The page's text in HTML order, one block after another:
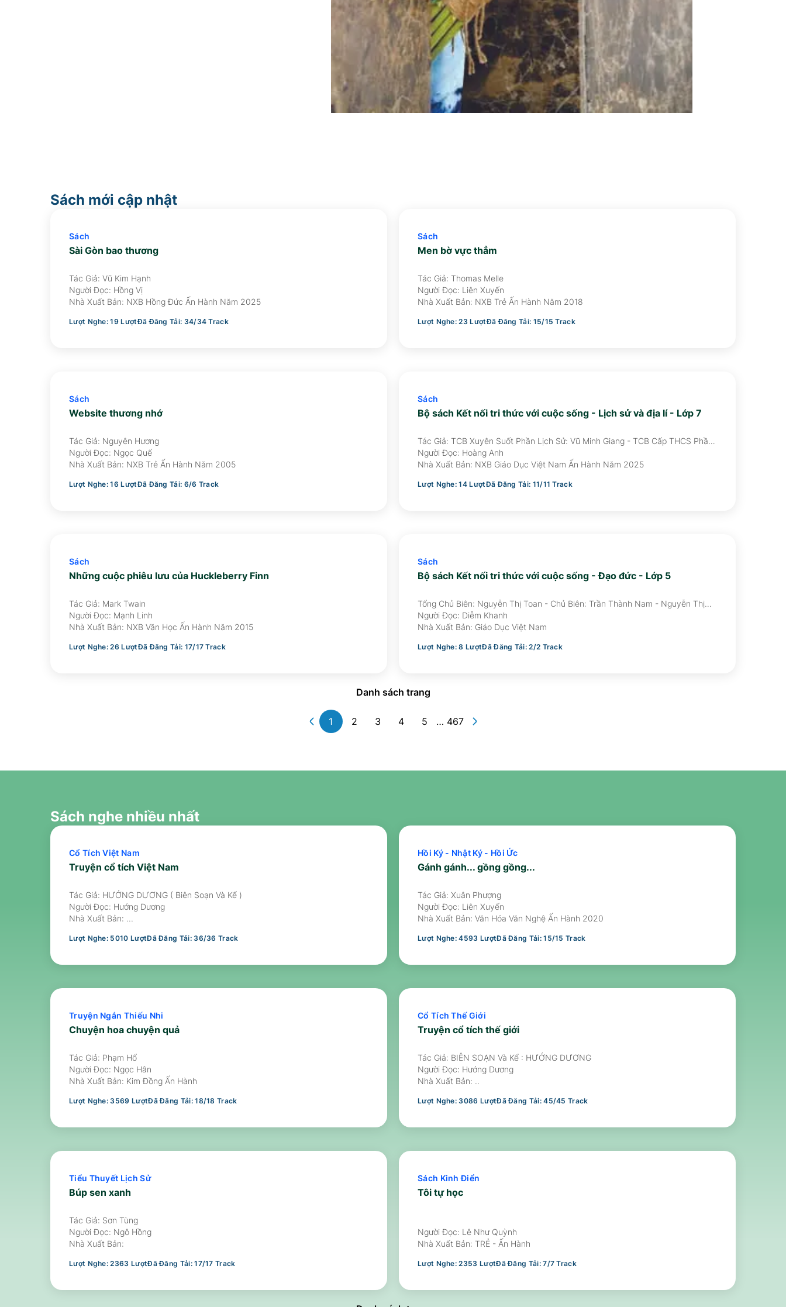
Sách mới cập nhật
Sách
Sài Gòn bao thương
Tác Giả: Vũ Kim Hạnh
Người Đọc: Hồng Vị
Nhà Xuất Bản: NXB Hồng Đức Ấn Hành Năm 2025
Lượt Nghe:19 LượtĐã Đăng Tải: 34/34 Track
Sách
Men bờ vực thẳm
Tác Giả: Thomas Melle
Người Đọc: Liên Xuyến
Nhà Xuất Bản: NXB Trẻ Ấn Hành Năm 2018
Lượt Nghe:23 LượtĐã Đăng Tải: 15/15 Track
Sách
Website thương nhớ
Tác Giả: Nguyên Hương
Người Đọc: Ngọc Quế
Nhà Xuất Bản: NXB Trẻ Ấn Hành Năm 2005
Lượt Nghe:16 LượtĐã Đăng Tải: 6/6 Track
Sách
Bộ sách Kết nối tri thức với cuộc sống - Lịch sử và địa lí - Lớp 7
Tác Giả: TCB Xuyên Suốt Phần Lịch Sử: Vũ Minh Giang - TCB Cấp THCS Phần
Lịch Sử: Nghiêm Đình Vỳ - ĐCB Phần Lịch Sử: Nguyễn Thị Côi, Vũ Văn Quân -
TCB Phần Địa Lí: Đào Ngọc Hùng - ĐCB Phần Địa Lí: Nguyễn Đình Giang,
Người Đọc: Hoàng Anh
Nhà Xuất Bản: NXB Giáo Dục Việt Nam Ấn Hành Năm 2025
Lượt Nghe:14 LượtĐã Đăng Tải: 11/11 Track
Sách
Những cuộc phiêu lưu của Huckleberry Finn
Tác Giả: Mark Twain
Người Đọc: Mạnh Linh
Nhà Xuất Bản: NXB Văn Học Ấn Hành Năm 2015
Lượt Nghe:26 LượtĐã Đăng Tải: 17/17 Track
Sách
Bộ sách Kết nối tri thức với cuộc sống - Đạo đức - Lớp 5
Tổng Chủ Biên: Nguyễn Thị Toan - Chủ Biên: Trần Thành Nam - Nguyễn Thị
Hoàng Anh, Nguyễn Ngọc Dung
Người Đọc: Diễm Khanh
Nhà Xuất Bản: Giáo Dục Việt Nam
Lượt Nghe:8 LượtĐã Đăng Tải:2/2 Track
Danh sách trang
1 2 3 4 5 … 467
Sách nghe nhiều nhất
Cổ Tích Việt Nam
Truyện cổ tích Việt Nam
Tác Giả: HƯỚNG DƯƠNG ( Biên Soạn Và Kể )
Người Đọc: Hướng Dương
Nhà Xuất Bản: ...
Lượt Nghe: 5010 LượtĐã Đăng Tải:36/36 Track
Hồi Ký - Nhật Ký - Hồi Ức
Gánh gánh... gồng gồng...
Tác Giả: Xuân Phượng
Người Đọc: Liên Xuyến
Nhà Xuất Bản: Văn Hóa Văn Nghệ Ấn Hành 2020
Lượt Nghe:4593 LượtĐã Đăng Tải:15/15 Track
Truyện Ngắn Thiếu Nhi
Chuyện hoa chuyện quả
Tác Giả: Phạm Hổ
Người Đọc: Ngọc Hân
Nhà Xuất Bản: Kim Đồng Ấn Hành
Lượt Nghe:3569 LượtĐã Đăng Tải:18/18 Track
Cổ Tích Thế Giới
Truyện cổ tích thế giới
Tác Giả: BIÊN SOẠN Và Kể : HƯỚNG DƯƠNG
Người Đọc: Hướng Dương
Nhà Xuất Bản: ..
Lượt Nghe:3086 LượtĐã Đăng Tải:45/45 Track
Tiểu Thuyết Lịch Sử
Búp sen xanh
Tác Giả: Sơn Tùng
Người Đọc: Ngô Hồng
Nhà Xuất Bản:
Lượt Nghe:2363 LượtĐã Đăng Tải:17/17 Track
Sách Kinh Điển
Tôi tự học
Người Đọc: Lê Như Quỳnh
Nhà Xuất Bản: TRẺ - Ấn Hành
Lượt Nghe:2353 LượtĐã Đăng Tải:7/7 Track